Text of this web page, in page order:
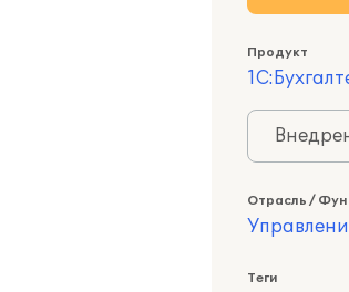
Продукт
Отрасль /
Теги